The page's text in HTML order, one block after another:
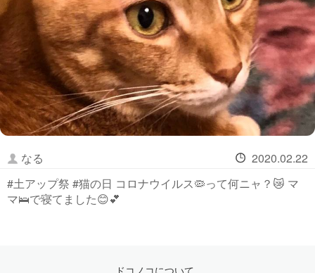
なる
2020.02.22
#土アップ祭 #猫の日 コロナウイルス🦠って何ニャ？😿 マ
マ🛌で寝てました😊💕